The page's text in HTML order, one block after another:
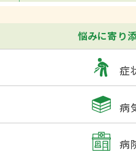
悩みに寄り
症
病
病